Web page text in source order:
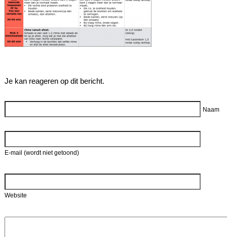
Je kan reageren op dit bericht.
Naam
E-mail (wordt niet getoond)
Website